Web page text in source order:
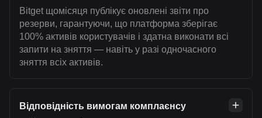
Bitget щомісяця публікує оновлені звіти про
резерви, гарантуючи, що платформа зберігає
100% активів користувачів і здатна виконати всі
запити на зняття — навіть у разі одночасного
зняття всіх активів.
Відповідність вимогам комплаєнсу